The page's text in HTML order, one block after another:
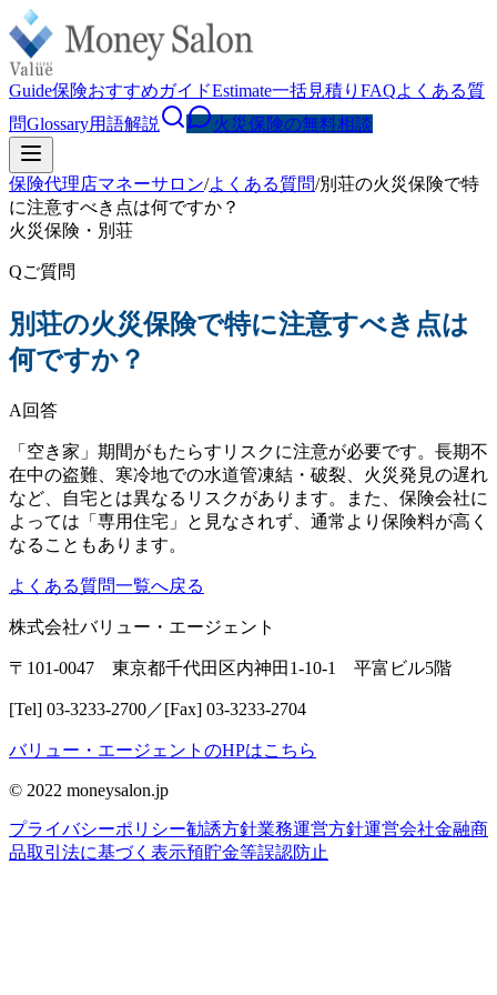
Guide保険おすすめガイドEstimate一括見積り FAQよくある質
問Glossary用語解説 火災保険の無料相談
保険代理店マネーサロン/よくある質問/別荘の火災保険で特
に注意すべき点は何ですか？
火災保険・別荘
Qご質問
別荘の火災保険で特に注意すべき点は
何ですか？
A 回答
「空き家」期間がもたらすリスクに注意が必要です。長期不
在中の盗難、寒冷地での水道管凍結・破裂、火災発見の遅れ
など、自宅とは異なるリスクがあります。また、保険会社に
よっては「専用住宅」と見なされず、通常より保険料が高く
なることもあります。
よくある質問一覧へ戻る
株式会社バリュー・エージェント
〒101-0047 東京都千代田区内神田1-10-1 平富ビル5階
[Tel] 03-3233-2700／[Fax] 03-3233-2704
バリュー・エージェントのHPはこちら
© 2022 moneysalon.jp
プライバシーポリシー勧誘方針業務運営方針運営会社金融商
品取引法に基づく表示預貯金等誤認防止